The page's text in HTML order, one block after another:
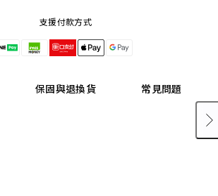
支援付款方式
保固與退換貨 常見問題